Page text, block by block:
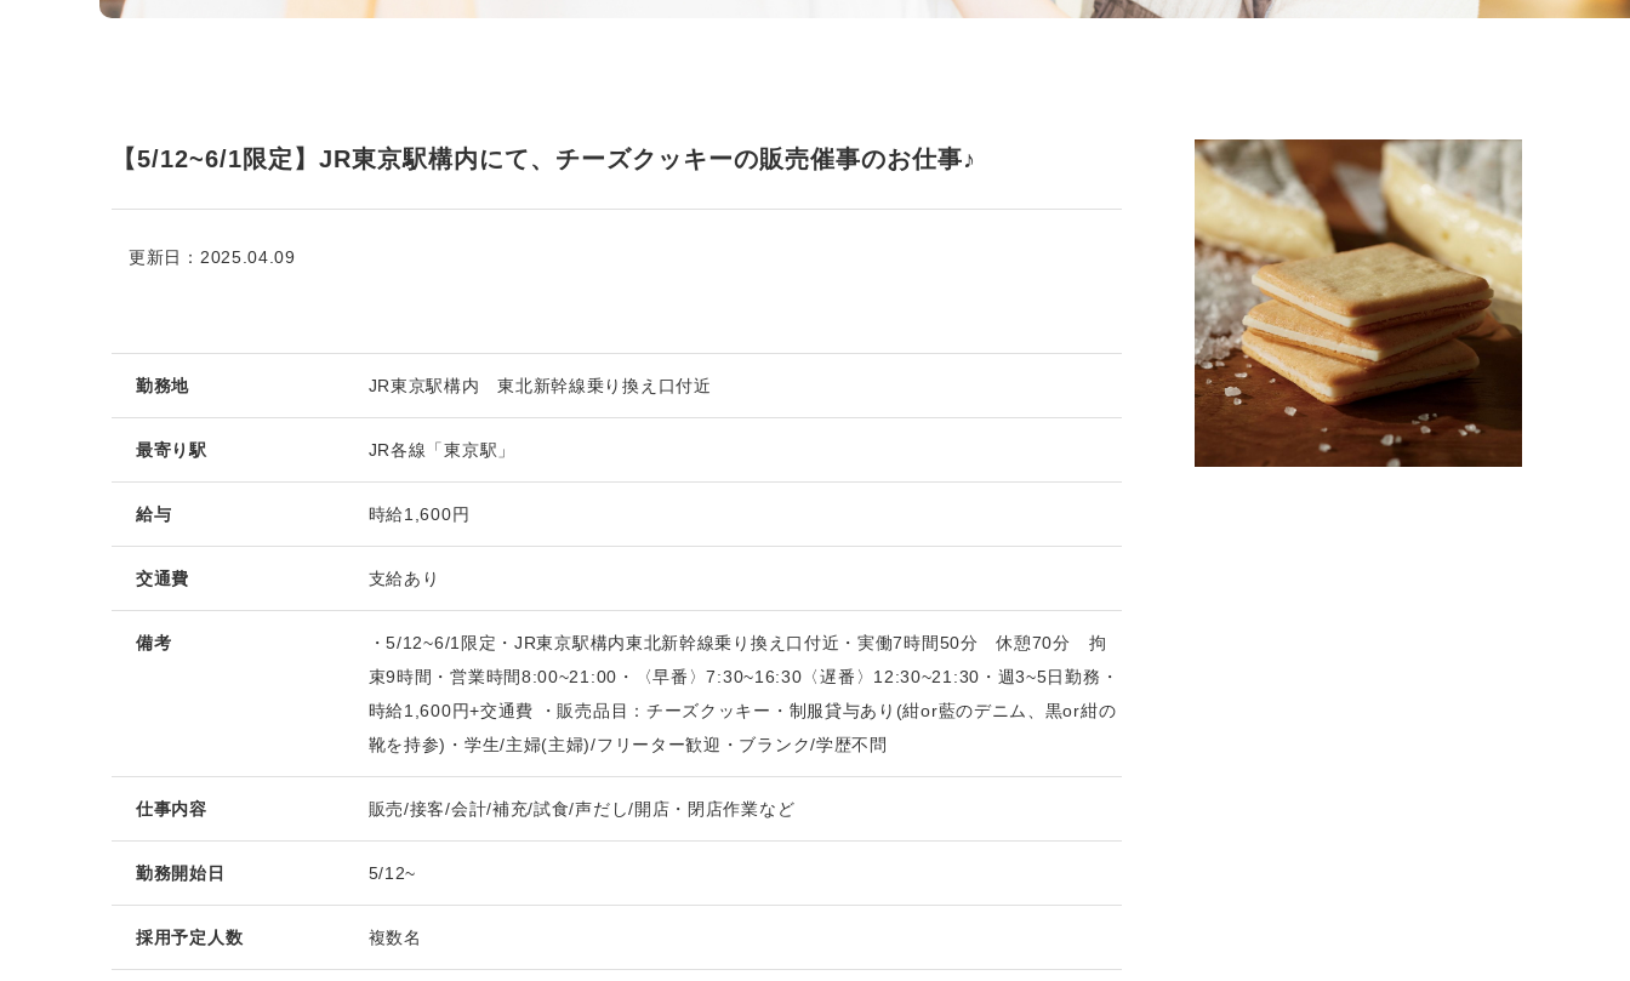
【5/12~6/1限定】JR東京駅構内にて、チーズクッキーの販売催事のお仕事♪
更新日：2025.04.09
勤務地 JR東京駅構内 東北新幹線乗り換え口付近
最寄り駅 JR各線「東京駅」
給与 時給1,600円
交通費 支給あり
備考
・5/12~6/1限定・JR東京駅構内東北新幹線乗り換え口付近・実働7時間50分 休憩70分 拘
束9時間・営業時間8:00~21:00・〈早番〉7:30~16:30〈遅番〉12:30~21:30・週3~5日勤務・
時給1,600円+交通費 ・販売品目：チーズクッキー・制服貸与あり(紺or藍のデニム、黒or紺の
靴を持参)・学生/主婦(主婦)/フリーター歓迎・ブランク/学歴不問
仕事内容 販売/接客/会計/補充/試食/声だし/開店・閉店作業など
勤務開始日 5/12~
採用予定人数 複数名